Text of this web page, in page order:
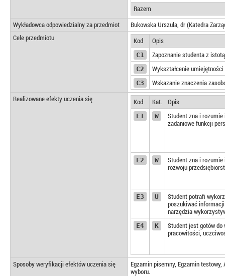
Razem
Wykładowca odpowiedzialny za przedmiot
Bukowska Urszula, dr (Katedra
Cele przedmiotu
Kod
Opis
C1
Zapoznanie studenta z
C2
Wykształcenie
C3
Wskazanie znaczenia
Realizowane efekty uczenia się Kod Kat.
Opis
E1
W
Student zna i
zadaniowe funkcji
E2 W
Student zna i
rozwoju
E3 U
Student potrafi
poszukiwać
narzędzia
E4
K
Student jest gotów do
pracowitości,
Sposoby weryfikacji efektów uczenia się
Egzamin pisemny, Egzamin
wyboru.